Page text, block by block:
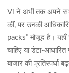
Vi ने अभी तक अपने
कीं, पर उनकी
packs” मौजूद है।
चाहिए या
बाजार की प्रतिस्पर्धा